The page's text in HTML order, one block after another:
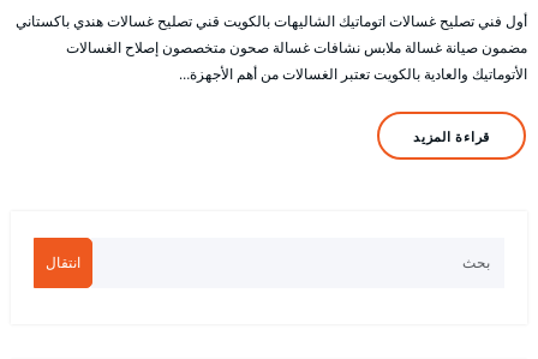
أول فني تصليح غسالات اتوماتيك الشاليهات بالكويت قني تصليح غسالات هندي باكستاني
مضمون صيانة غسالة ملابس نشافات غسالة صحون متخصصون إصلاح الغسالات
الأتوماتيك والعادية بالكويت تعتبر الغسالات من أهم الأجهزة…
قراءة المزيد
انتقال